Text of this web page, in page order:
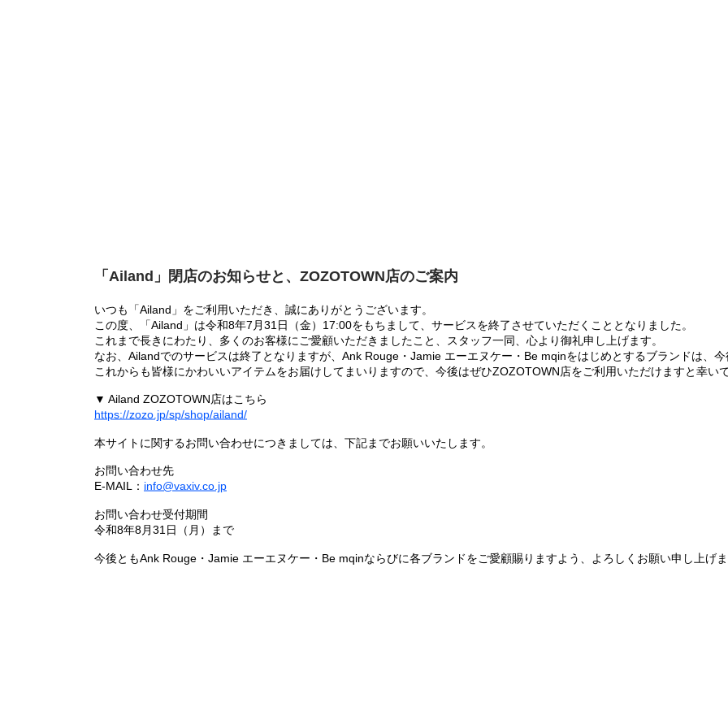
「Ailand」閉店のお知らせと、ZOZOTOWN店のご案内
いつも「Ailand」をご利用いただき、誠にありがとうございます。
この度、「Ailand」は令和8年7月31日（金）17:00をもちまして、サービスを終了させていただくこととなりました。
これまで長きにわたり、多くのお客様にご愛顧いただきましたこと、スタッフ一同、心より御礼申し上げます。
なお、Ailandでのサービスは終了となりますが、Ank Rouge・Jamie エーエヌケー・Be mqinをはじめとするブランドは、
これからも皆様にかわいいアイテムをお届けしてまいりますので、今後はぜひZOZOTOWN店をご利用いただけますと幸いで
▼ Ailand ZOZOTOWN店はこちら
https://zozo.jp/sp/shop/ailand/
本サイトに関するお問い合わせにつきましては、下記までお願いいたします。
お問い合わせ先
E-MAIL： info@vaxiv.co.jp
お問い合わせ受付期間
令和8年8月31日（月）まで
今後ともAnk Rouge・Jamie エーエヌケー・Be mqinならびに各ブランドをご愛顧賜りますよう、よろしくお願い申し上げま